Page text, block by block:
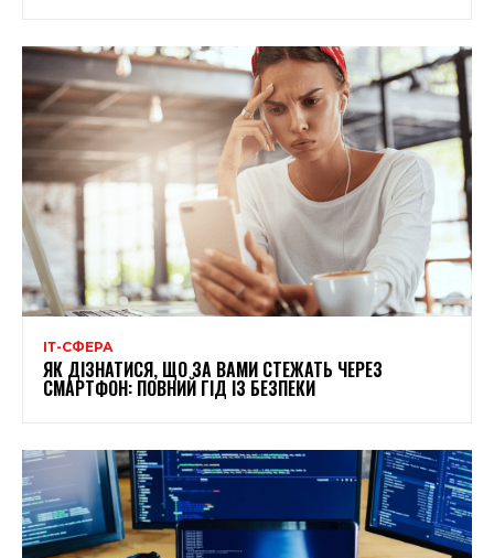
ІТ-СФЕРА
ЯК ДІЗНАТИСЯ, ЩО ЗА ВАМИ СТЕЖАТЬ ЧЕРЕЗ
СМАРТФОН: ПОВНИЙ ГІД ІЗ БЕЗПЕКИ